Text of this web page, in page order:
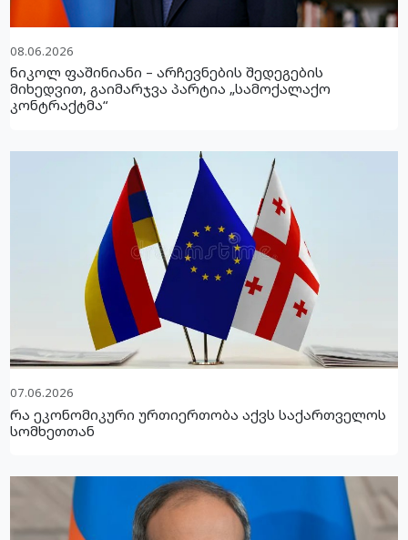
08.06.2026
ნიკოლ ფაშინიანი – არჩევნების შედეგების
მიხედვით, გაიმარჯვა პარტია „სამოქალაქო
კონტრაქტმა“
07.06.2026
რა ეკონომიკური ურთიერთობა აქვს საქართველოს
სომხეთთან